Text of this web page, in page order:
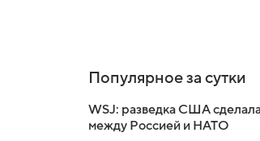
Популярное за сутки
WSJ: разведка США
между Россией и НАТО